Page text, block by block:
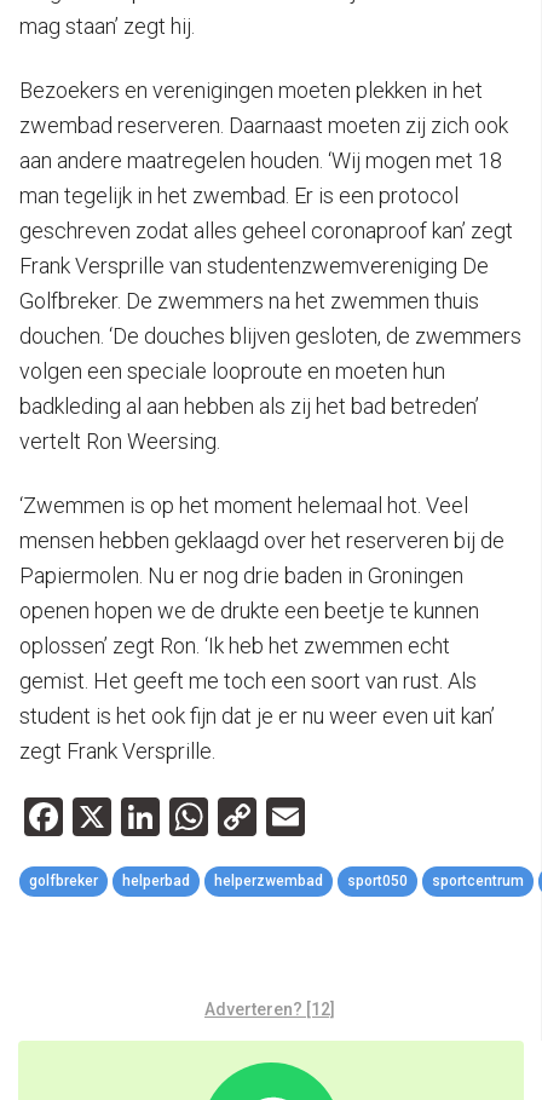
mag staan’ zegt hij.
Bezoekers en verenigingen moeten plekken in het
zwembad reserveren. Daarnaast moeten zij zich ook
aan andere maatregelen houden. ‘Wij mogen met 18
man tegelijk in het zwembad. Er is een protocol
geschreven zodat alles geheel coronaproof kan’ zegt
Frank Versprille van studentenzwemvereniging De
Golfbreker. De zwemmers na het zwemmen thuis
douchen. ‘De douches blijven gesloten, de zwemmers
volgen een speciale looproute en moeten hun
badkleding al aan hebben als zij het bad betreden’
vertelt Ron Weersing.
‘Zwemmen is op het moment helemaal hot. Veel
mensen hebben geklaagd over het reserveren bij de
Papiermolen. Nu er nog drie baden in Groningen
openen hopen we de drukte een beetje te kunnen
oplossen’ zegt Ron. ‘Ik heb het zwemmen echt
gemist. Het geeft me toch een soort van rust. Als
student is het ook fijn dat je er nu weer even uit kan’
zegt Frank Versprille.
Facebook
X LinkedIn
WhatsApp
Copy
Link
golfbreker helperbad helperzwembad sport050 sportcentrum
Adverteren? [12]